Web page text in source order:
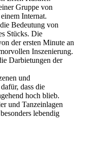
Gruppe von
Internat.
Bedeutung von
Stücks. Die
der ersten Minute an
Inszenierung.
Darbietungen der
und
dass die
hoch blieb.
und Tanzeinlagen
lebendig